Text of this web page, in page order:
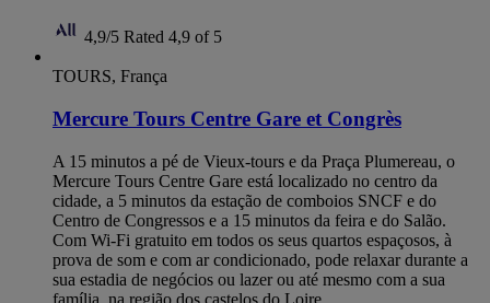
4,9/5 Rated 4,9 of 5
TOURS, França
Mercure Tours Centre Gare et Congrès
A 15 minutos a pé de Vieux-tours e da Praça Plumereau, o
Mercure Tours Centre Gare está localizado no centro da
cidade, a 5 minutos da estação de comboios SNCF e do
Centro de Congressos e a 15 minutos da feira e do Salão.
Com Wi-Fi gratuito em todos os seus quartos espaçosos, à
prova de som e com ar condicionado, pode relaxar durante a
sua estadia de negócios ou lazer ou até mesmo com a sua
família, na região dos castelos do Loire.